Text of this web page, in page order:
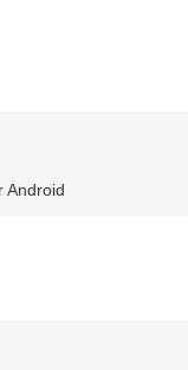
Android